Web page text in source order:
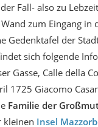
Fall- also zu
zum Eingang in
Gedenktafel der
sich folgende
Gasse, Calle della
1725 Giacomo
Familie der
kleinen Insel